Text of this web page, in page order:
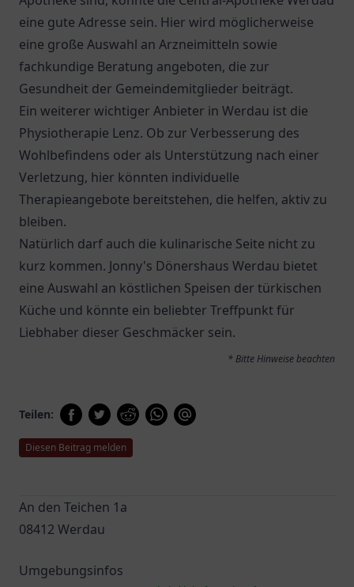
eine gute Adresse sein. Hier wird möglicherweise
eine große Auswahl an Arzneimitteln sowie
fachkundige Beratung angeboten, die zur
Gesundheit der Gemeindemitglieder beiträgt.
Ein weiterer wichtiger Anbieter in Werdau ist die
Physiotherapie Lenz. Ob zur Verbesserung des
Wohlbefindens oder als Unterstützung nach einer
Verletzung, hier könnten individuelle
Therapieangebote bereitstehen, die helfen, aktiv zu
bleiben.
Natürlich darf auch die kulinarische Seite nicht zu
kurz kommen. Jonny's Dönershaus Werdau bietet
eine Auswahl an köstlichen Speisen der türkischen
Küche und könnte ein beliebter Treffpunkt für
Liebhaber dieser Geschmäcker sein.
* Bitte Hinweise beachten
Teilen:
Diesen Beitrag melden
An den Teichen 1a
08412 Werdau
Umgebungsinfos